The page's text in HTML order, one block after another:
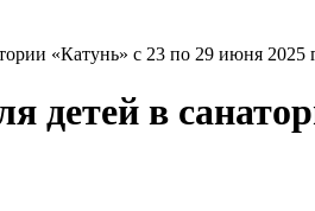
«Катунь» с 23 по 29 июня 2025
детей в